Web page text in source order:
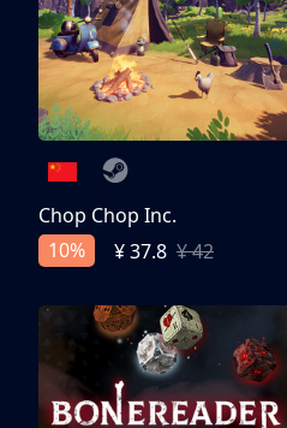
Chop Chop Inc.
10%
¥ 37.8 ¥ 42